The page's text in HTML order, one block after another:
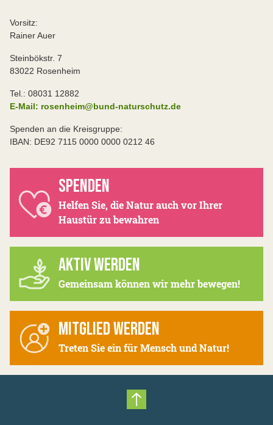
Vorsitz:
Rainer Auer
Steinbökstr. 7
83022 Rosenheim
Tel.: 08031 12882
E-Mail: rosenheim@bund-naturschutz.de
Spenden an die Kreisgruppe:
IBAN: DE92 7115 0000 0000 0212 46
SPENDEN
Helfen Sie, die Natur auch vor Ihrer
Haustür zu bewahren
AKTIV WERDEN
Gemeinsam können wir mehr bewegen!
MITGLIED WERDEN
Treten Sie ein für Mensch und Natur!
Nach oben scrollen